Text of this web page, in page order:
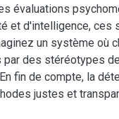
évaluations
et d'intelligence,
un système où
des stéréotypes
fin de compte, la
justes et